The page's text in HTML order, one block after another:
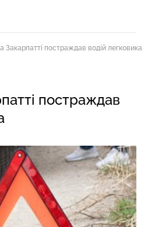
Закарпатті постраждав водій легковика
постраждав